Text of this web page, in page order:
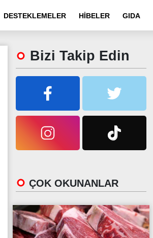
DESTEKLEMELER HİBELER GIDA
Bizi Takip Edin
ÇOK OKUNANLAR